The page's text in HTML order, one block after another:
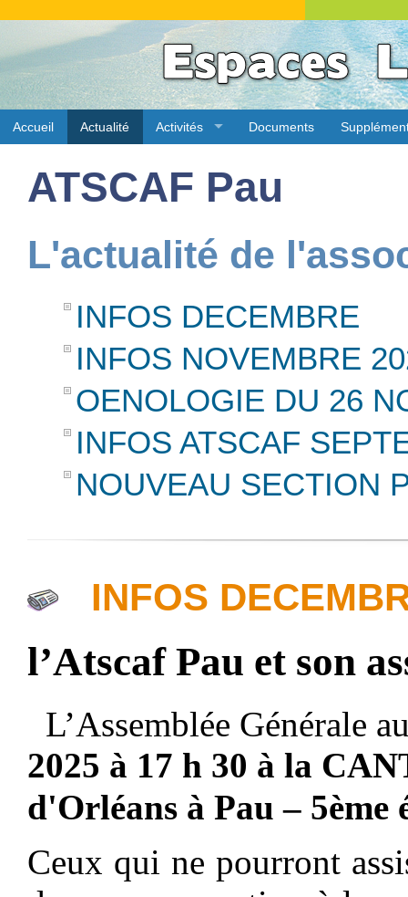
Accueil Actualité Activités Documents
ATSCAF Pau
L'actualité de
INFOS DECEMBRE
INFOS NOVEMBRE
OENOLOGIE DU 26
INFOS ATSCAF
NOUVEAU SECTION
INFOS
l’Atscaf Pau et son
L’Assemblée Générale
2025 à 17 h 30 à la
d'Orléans à Pau – 5ème
Ceux qui ne pourront